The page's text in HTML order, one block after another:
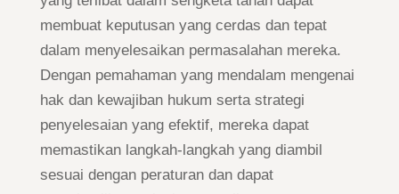
membuat keputusan yang cerdas dan tepat
dalam menyelesaikan permasalahan mereka.
Dengan pemahaman yang mendalam mengenai
hak dan kewajiban hukum serta strategi
penyelesaian yang efektif, mereka dapat
memastikan langkah-langkah yang diambil
sesuai dengan peraturan dan dapat